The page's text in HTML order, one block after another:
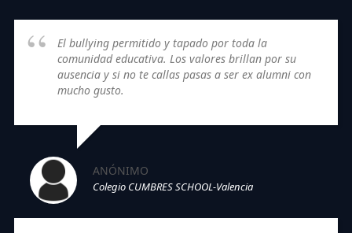
El bullying permitido y tapado por toda la
comunidad educativa. Los valores brillan por su
ausencia y si no te callas pasas a ser ex alumni con
mucho gusto.
ANÓNIMO
Colegio CUMBRES SCHOOL-Valencia